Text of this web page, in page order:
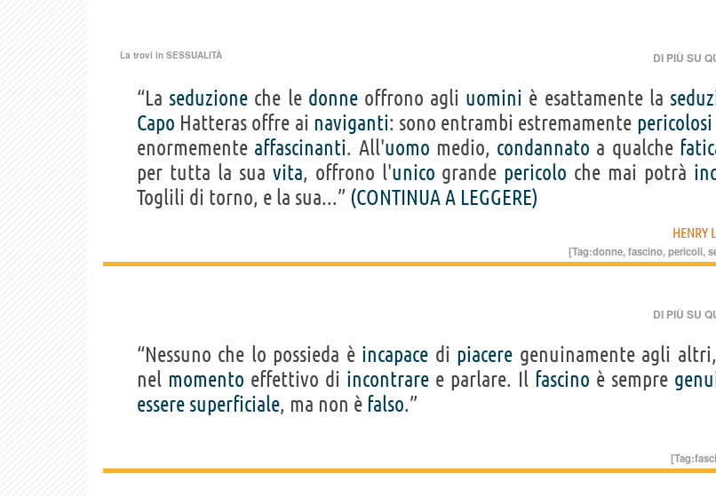
La trovi in SESSUALITÀ DI PIÙ SU
“La seduzione che le donneoffrono agli uomini è esattamente la
Capo Hatteras offre ai naviganti: sono entrambi estremamente pericolosi
enormemente affascinanti. All'uomo medio, condannato a qualche
per tutta la sua vita, offrono l'unico grande pericolo che mai potrà
Toglili di torno, e la sua...” (CONTINUA A LEGGERE)
HENRY
[Tag:donne,fascino,pericoli,
DI PIÙ SU
“Nessuno che lo possieda è incapace di piacere genuinamente agli
nel momento effettivo di incontrare e parlare. Il fascino è sempre
essere superficiale, ma non è falso.”
[Tag: